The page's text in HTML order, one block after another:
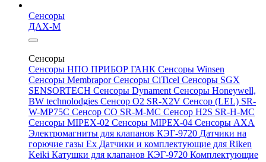
Сенсоры
ДАХ-М
Сенсоры
Сенсоры НПО ПРИБОР ГАНК Сенсоры Winsen
Сенсоры MembraporСенсоры CiTicel Сенсоры SGX
SENSORTECH Сенсоры Dynament Сенсоры Honeywell,
BW technolodgies Сенсор O2 SR-X2V Сенсор (LEL) SR-
W-MP75C Сенсор CO SR-M-MC Сенсор H2S SR-H-MC
Сенсоры MIPEX-02 Сенсоры MIPEX-04 Сенсоры АХА
Электромагниты для клапанов КЭГ-9720 Датчики на
горючие газы Ex Датчики и комплектующие для Riken
Keiki Катушки для клапанов КЭГ-9720 Комплектующие